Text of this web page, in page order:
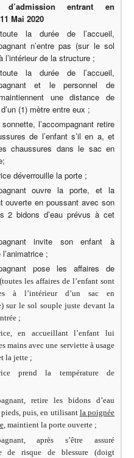
d’admission entrant en
Mai 2020
la durée de l’accueil,
n’entre pas (sur le sol
l’intérieur de la structure ;
la durée de l’accueil,
et le personnel de
une distance de
(1) mètre entre eux ;
l’accompagnant retire
de l’enfant s’il en a, et
chaussures dans le sac en
déverrouille la porte ;
ouvre la porte, et la
ouverte en poussant avec son
2 bidons d’eau prévus à cet
invite son enfant à
l’animatrice ;
pose les affaires de
toutes les affaires de l’enfant sont
à l’intérieur d’un sac en
sur le sol souple juste devant la
;
en accueillant l’enfant lui
mains avec une serviette à usage
la jette ;
prend la température de
retire les bidons d’eau
pieds, puis, en utilisant la poignée
, maintient la porte ouverte ;
après s’être assuré
de risque de blessure (doigt